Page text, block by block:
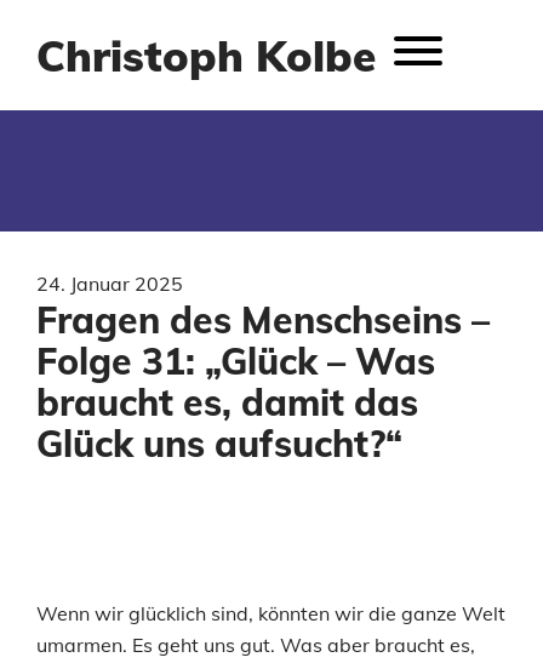
Christoph Kolbe
24. Januar 2025
Fragen des Menschseins –
Folge 31: „Glück – Was
braucht es, damit das
Glück uns aufsucht?“
Wenn wir glücklich sind, könnten wir die ganze Welt
umarmen. Es geht uns gut. Was aber braucht es,